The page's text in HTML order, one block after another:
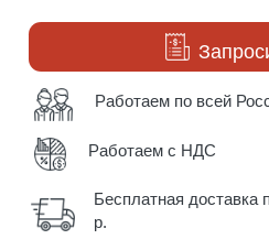
Работаем по всей
Работаем с НДС
Бесплатная доставка
р.